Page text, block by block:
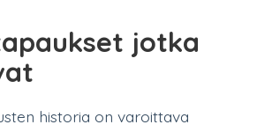
jotka
historia on varoittava